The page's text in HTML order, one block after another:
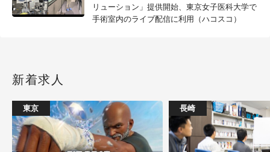
リューション」提供開始、東京女子医科大学で
手術室内のライブ配信に利用（ハコスコ）
新着求人
東京 長崎